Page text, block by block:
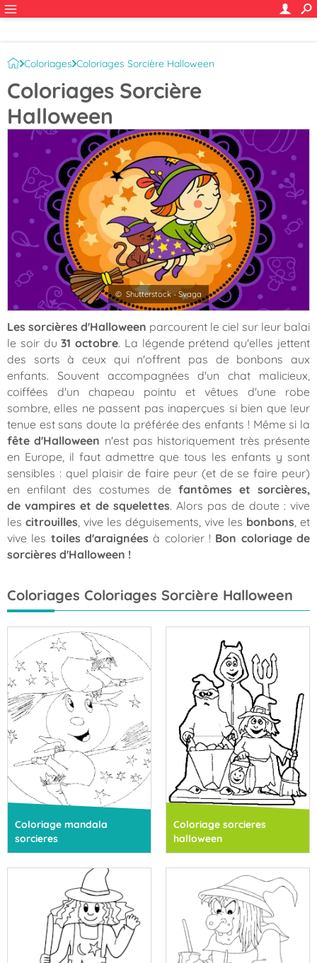
Coloriages Coloriages Sorcière Halloween
Coloriages Sorcière
Halloween
© Shutterstock - Svaga
Les sorcières d'Halloween parcourent le ciel sur leur balai
le soir du31 octobre. La légende prétend qu'elles jettent
des sorts à ceux qui n'offrent pas de bonbons aux
enfants. Souvent accompagnées d'un chat malicieux,
coiffées d'un chapeau pointu et vêtues d'une robe
sombre, elles ne passent pas inaperçues si bien que leur
tenue est sans doute la préférée des enfants ! Même si la
fête d'Halloween n'est pas historiquement très présente
en Europe, il faut admettre que tous les enfants y sont
sensibles : quel plaisir de faire peur (et de se faire peur)
en enfilant des costumes de fantômes et sorcières,
de vampires et de squelettes. Alors pas de doute : vive
les citrouilles , vive les déguisements, vive les bonbons , et
vive les toiles d'araignées à colorier ! Bon coloriage de
sorcières d'Halloween !
Coloriages Coloriages Sorcière Halloween
Coloriage mandala
sorcieres
Coloriage sorcieres
halloween